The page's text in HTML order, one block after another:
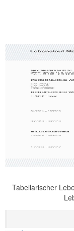
Tabellarischer